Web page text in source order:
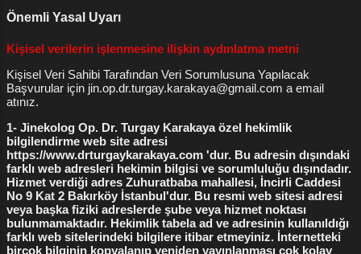
hakkında tüm arkadaşlarından görüş alanlar
bile oluyor , kızlık zarının resmini çekip
flep yöntemiyle kızlık zarı dikimi
genital estetik ameliyatlar 3 kürtaj fiyatları 3
kızlık zarı bozulması 3 kızlık zarı dikimi yorumları 3
labioplasti
3 labioplasti ameliyatı
labioplasti fiyatları 3 lazerle vajina daraltma 3
vajina daraltma 3 vajina daraltma fiyatları
3
Genital Estetik
2 kürtaj nasıl yapılır 2
vakum kürtaj 2 çift kat flep yöntemi
2
Bakırköy Kızlık Zarı Dikimi 1 Bakırköy Labioplasti 1
Önemli Yasal Uyarı
Kişisel verilerin işlenmesine ilişkin aydınlatma metni
Kişisel Veri Sahibi Tarafından Veri Sorumlusuna Yapılacak
Başvurular için jin.op.dr.turgay.karakaya@gmail.com a email
atınız.
1- Jinekolog Op. Dr. Turgay Karakaya özel hekimlik
bilgilendirme web site adresi
https://www.drturgaykarakaya.com 'dur. Bu adresin dışındaki
farklı web adresleri hekimin bilgisi ve sorumluluğu dışındadır.
Hizmet verdiği adres Zuhuratbaba mahallesi, İncirli Caddesi
No 9 Kat 2 Bakırköy İstanbul'dur. Bu resmi web sitesi adresi
veya başka fiziki adreslerde şube veya hizmet noktası
bulunmamaktadır. Hekimlik tabela ad ve adresinin kullanıldığı
farklı web sitelerindeki bilgilere itibar etmeyiniz. İnternetteki
birçok bilginin kopyalanıp yeniden yayınlanması çok kolay